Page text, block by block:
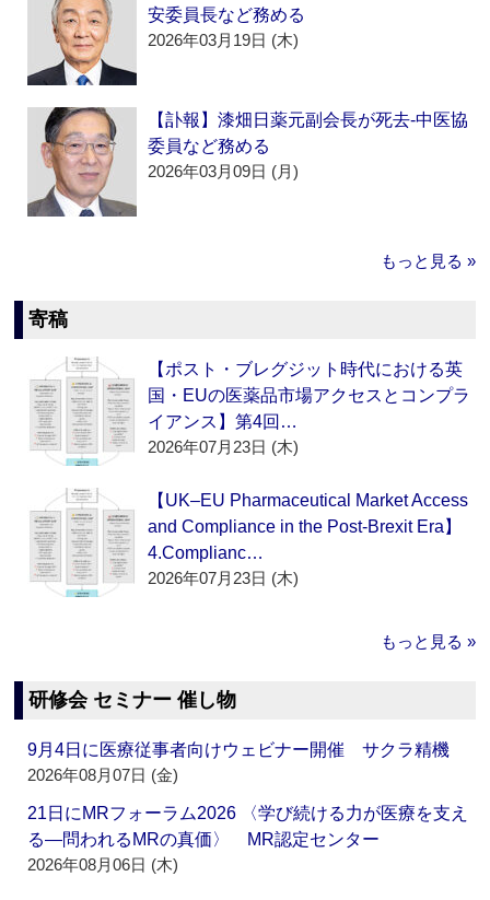
安委員長など務める
2026年03月19日 (木)
【訃報】漆畑日薬元副会長が死去‐中医協
委員など務める
2026年03月09日 (月)
もっと見る »
寄稿
【ポスト・ブレグジット時代における英
国・EUの医薬品市場アクセスとコンプラ
イアンス】第4回…
2026年07月23日 (木)
【UK–EU Pharmaceutical Market Access
and Compliance in the Post-Brexit Era】
4.Complianc…
2026年07月23日 (木)
もっと見る »
研修会 セミナー 催し物
9月4日に医療従事者向けウェビナー開催 サクラ精機
2026年08月07日 (金)
21日にMRフォーラム2026 〈学び続ける力が医療を支え
る―問われるMRの真価〉 MR認定センター
2026年08月06日 (木)